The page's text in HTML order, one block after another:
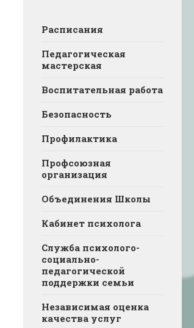
Расписания
Педагогическая
мастерская
Воспитательная работа
Безопасность
Профилактика
Профсоюзная
организация
Объединения Школы
Кабинет психолога
Служба психолого-
социально-
педагогической
поддержки семьи
Независимая оценка
качества услуг